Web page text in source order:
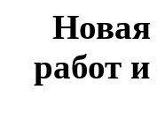
Новая
работ